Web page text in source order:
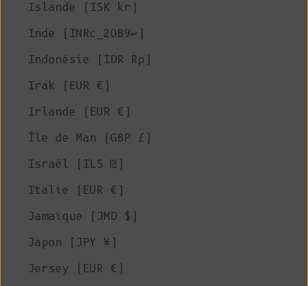
Islande (ISK kr)
Inde (INRc_20B9↩)
Indonésie (IDR Rp)
Irak (EUR €)
Irlande (EUR €)
Île de Man (GBP £)
Israël (ILS ₪)
Italie (EUR €)
Jamaïque (JMD $)
Japon (JPY ¥)
Jersey (EUR €)